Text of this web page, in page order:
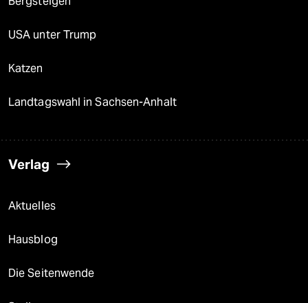
USA unter Trump
Katzen
Landtagswahl in Sachsen-Anhalt
Verlag
Aktuelles
Hausblog
Die Seitenwende